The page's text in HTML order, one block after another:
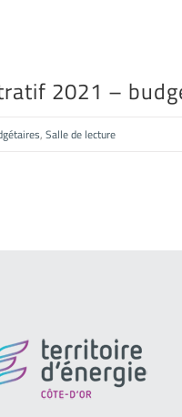
2021 –
, Salle de lecture